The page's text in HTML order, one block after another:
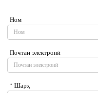
Ном
Почтаи электронӣ
* Шарҳ